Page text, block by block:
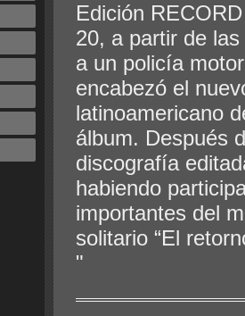
Edición
20, a partir de
a un policía
encabezó el
latinoamericano
álbum. Después
discografía
habiendo
importantes del
solitario “El
"